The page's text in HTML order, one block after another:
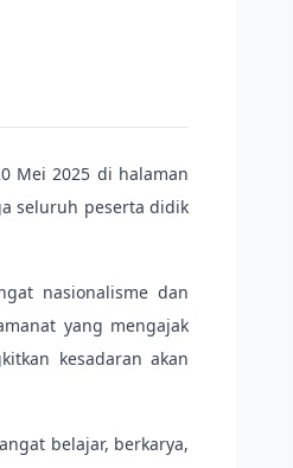
Mei 2025 di halaman
seluruh peserta didik
nasionalisme dan
yang mengajak
kesadaran akan
belajar, berkarya,